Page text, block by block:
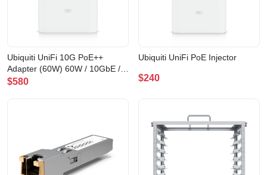
Ubiquiti UniFi 10G PoE++
Adapter (60W) 60W / 10GbE /
PoE++ 供電器(10GbE (60W))
$580
Ubiquiti UniFi PoE Injector
$240